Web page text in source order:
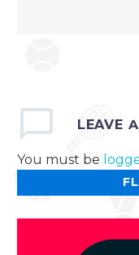
LEAVE
You must be